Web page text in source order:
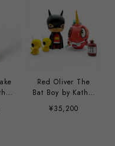
Red Oliver The
Bat Boy by Kathie
Olivas and Red
Mortimer the
¥35,200